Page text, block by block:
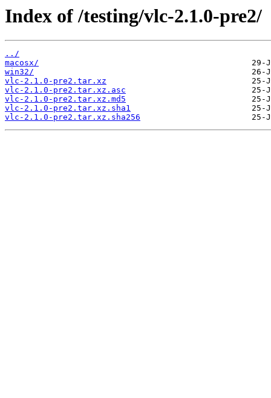
Index of /testing/vlc-2.1.0-pre2/
../
macosx/
win32/
vlc-2.1.0-pre2.tar.xz
vlc-2.1.0-pre2.tar.xz.asc
vlc-2.1.0-pre2.tar.xz.md5
vlc-2.1.0-pre2.tar.xz.sha1
vlc-2.1.0-pre2.tar.xz.sha256